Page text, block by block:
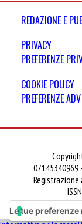
REDAZIONE E
PRIVACY
PREFERENZE
COOKIE POLICY
PREFERENZE ADV
07145340969 -
Registrazione
Le tue